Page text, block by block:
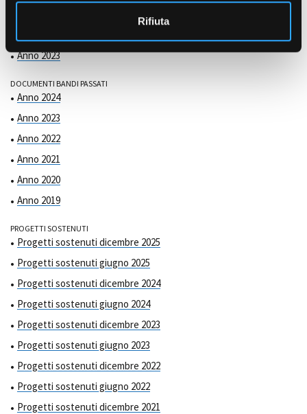
Rifiuta
Anno 2023
DOCUMENTI BANDI PASSATI
Anno 2024
Anno 2023
Anno 2022
Anno 2021
Anno 2020
Anno 2019
PROGETTI SOSTENUTI
Progetti sostenuti dicembre 2025
Progetti sostenuti giugno 2025
Progetti sostenuti dicembre 2024
Progetti sostenuti giugno 2024
Progetti sostenuti dicembre 2023
Progetti sostenuti giugno 2023
Progetti sostenuti dicembre 2022
Progetti sostenuti giugno 2022
Progetti sostenuti dicembre 2021